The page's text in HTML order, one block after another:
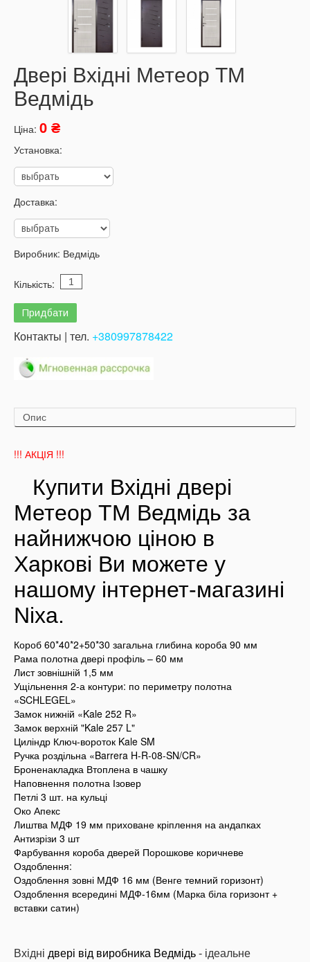
Двері Вхідні Метеор ТМ
Ведмідь
Ціна: 0 ₴
Установка:
Доставка:
Виробник: Ведмідь
Кількість:
Контакты | тел. +380997878422
Опис
!!! АКЦІЯ !!!
Купити Вхідні двері
Метеор ТМ Ведмідь за
найнижчою ціною в
Харкові Ви можете у
нашому інтернет-магазині
Nixa.
Короб 60*40*2+50*30 загальна глибина короба 90 мм
Рама полотна двері профіль – 60 мм
Лист зовнішній 1,5 мм
Ущільнення 2-а контури: по периметру полотна
«SCHLEGEL»
Замок нижній «Kale 252 R»
Замок верхній "Kale 257 L"
Циліндр Ключ-вороток Kale SM
Ручка роздільна «Barrera H-R-08-SN/CR»
Броненакладка Втоплена в чашку
Наповнення полотна Ізовер
Петлі 3 шт. на кульці
Око Апекс
Лиштва МДФ 19 мм приховане кріплення на андапках
Антизрізи 3 шт
Фарбування короба дверей Порошкове коричневе
Оздоблення:
Оздоблення зовні МДФ 16 мм (Венге темний горизонт)
Оздоблення всередині МДФ-16мм (Марка біла горизонт +
вставки сатин)
Вхідні двері від виробника Ведмідь - ідеальне